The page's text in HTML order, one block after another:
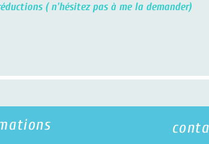
contact
( n'hésitez pas à me la demander)